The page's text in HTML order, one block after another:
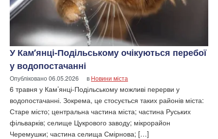
У Кам’янці-Подільському очікуються перебої
у водопостачанні
Опубліковано06.05.2026 в Новини міста
6 травня у Кам’янці-Подільському можливі перерви у
водопостачанні. Зокрема, це стосується таких районів міста:
Старе місто; центральна частина міста; частина Руських
фільварків; селище Цукрового заводу; мікрорайон
Черемушки; частина селища Смірнова; […]